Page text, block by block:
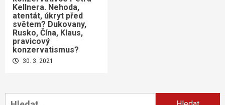
Kellnera. Nehoda,
atentát, úkryt před
světem? Dukovany,
Rusko, Čína, Klaus,
pravicový
konzervatismus?
30. 3. 2021
Vyhledávání